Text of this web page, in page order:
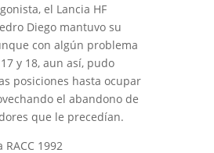
el Lancia HF
Diego mantuvo su
con algún problema
y 18, aun así, pudo
posiciones hasta ocupar
el abandono de
que le precedían.